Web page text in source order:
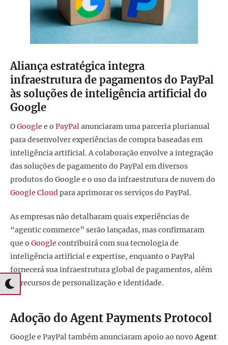
Aliança estratégica integra
infraestrutura de pagamentos do PayPal
às soluções de inteligência artificial do
Google
OGoogle e o PayPalanunciaram uma parceria plurianual
para desenvolver experiências de compra baseadas em
inteligência artificial. A colaboração envolve a integração
das soluções de pagamento do PayPal em diversos
produtos do Google e o uso da infraestrutura de nuvem do
Google Cloudpara aprimorar os serviços do PayPal.
As empresas não detalharam quais experiências de
“agentic commerce” serão lançadas, mas confirmaram
que o Google contribuirá com sua tecnologia de
inteligência artificial e expertise, enquanto o PayPal
fornecerá sua infraestrutura global de pagamentos, além
de recursos de personalização e identidade.
Adoção do Agent Payments Protocol
Google e PayPal também anunciaram apoio ao novoAgent